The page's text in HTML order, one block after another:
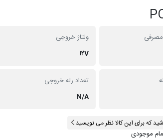
مصرفی
ولتاژ خروجی
۱۲V
تعداد رله خروجی
N/A
که برای این کالا نظر می نویسید
موجودی